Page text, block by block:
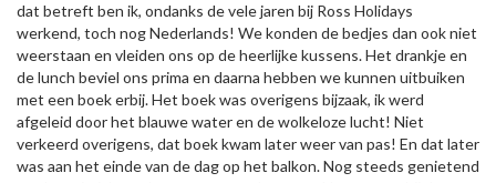
dat betreft ben ik, ondanks de vele jaren bij Ross Holidays
werkend, toch nog Nederlands! We konden de bedjes dan ook niet
weerstaan en vleiden ons op de heerlijke kussens. Het drankje en
de lunch beviel ons prima en daarna hebben we kunnen uitbuiken
met een boek erbij. Het boek was overigens bijzaak, ik werd
afgeleid door het blauwe water en de wolkeloze lucht! Niet
verkeerd overigens, dat boek kwam later weer van pas! En dat later
was aan het einde van de dag op het balkon. Nog steeds genietend